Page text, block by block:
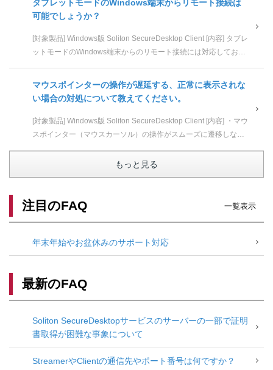
タブレットモードのWindows端末からリモート接続は
可能でしょうか？
[対象製品] Windows版 Soliton SecureDesktop Client [内容] タブレ
ットモードのWindows端末からのリモート接続には対応しており
マウスポインターの操作が遅延する、正常に表示されな
い場合の対処について教えてください。
[対象製品] Windows版 Soliton SecureDesktop Client [内容] ・マウ
スポインター（マウスカーソル）の操作がスムーズに遷移しな
もっと見る
注目のFAQ 一覧表示
年末年始やお盆休みのサポート対応
最新のFAQ
Soliton SecureDesktopサービスのサーバーの一部で証明
書取得が困難な事象について
StreamerやClientの通信先やポート番号は何ですか？